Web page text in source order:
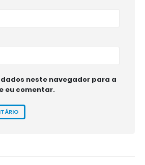
neste navegador para a
eu comentar.